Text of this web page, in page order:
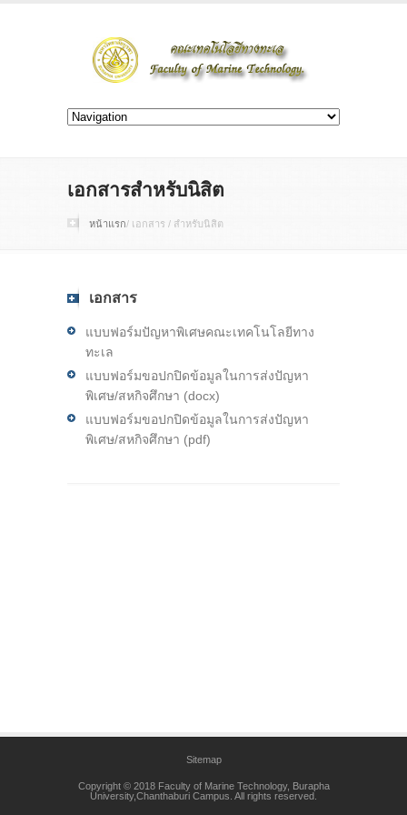
เอกสารสำหรับนิสิต
หน้าแรก/ เอกสาร / สำหรับนิสิต
เอกสาร
แบบฟอร์มปัญหาพิเศษคณะเทคโนโลยีทาง
ทะเล
แบบฟอร์มขอปกปิดข้อมูลในการส่งปัญหา
พิเศษ/สหกิจศึกษา (docx)
แบบฟอร์มขอปกปิดข้อมูลในการส่งปัญหา
พิเศษ/สหกิจศึกษา (pdf)
Sitemap
Copyright © 2018 Faculty of Marine Technology, Burapha
University,Chanthaburi Campus. All rights reserved.